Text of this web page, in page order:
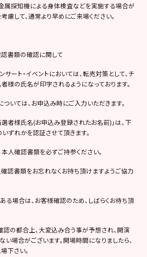
属探知機による身体検査などを実施する場合が
慮して、通常より早めにご来場ください。
書類の確認に関して
サート・イベントにおいては、転売対策として、チ
様の氏名が印字されるようになっております。
いては、お申込み時にご入力いただきます。
選者様氏名(お申込み登録されたお名前)」は、下
ずれかを認証させて頂きます。
人確認書類を必ずご持参ください。
確認書類をお忘れなくお持ち頂けますようご協力
場合は、お客様確認のため、しばらくお待ち頂
の都合上、大変込み合う事が予想され、開演
場合がございます。開場時間になりましたら、
下さい。